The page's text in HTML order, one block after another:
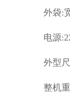
外袋:
电源
外型
整机